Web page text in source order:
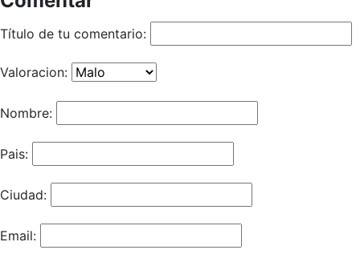
Título de tu comentario:
Valoracion:
Nombre:
Pais:
Ciudad:
Email: